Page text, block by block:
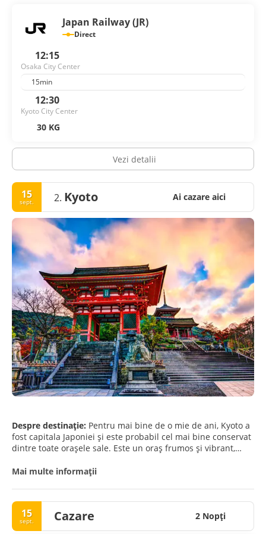
Japan Railway (JR)
Direct
12:15
Osaka City Center
15min
12:30
Kyoto City Center
30 KG
Vezi detalii
15
sept. 2. Kyoto Ai cazare aici
Despre destinație: Pentru mai bine de o mie de ani, Kyoto a
fost capitala Japoniei și este probabil cel mai bine conservat
dintre toate orașele sale. Este un oraș frumos și vibrant,
tradițional. Orașul este înconjurat de munții din Honshu de
Kansai. Orașul este bogat în situri de patrimoniu și cultură,
are o mare varietate și număr de restaurante și este destul
de ușor de navigat.
Cultura și patrimoniul său bogat se permează din fiecare
Mai multe informații
15
sept. Cazare 2 Nopţi